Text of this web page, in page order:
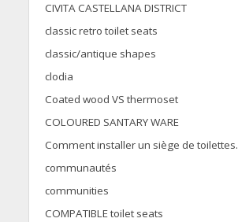
CIVITA CASTELLANA DISTRICT
classic retro toilet seats
classic/antique shapes
clodia
Coated wood VS thermoset
COLOURED SANTARY WARE
Comment installer un siège de toilettes.
communautés
communities
COMPATIBLE toilet seats